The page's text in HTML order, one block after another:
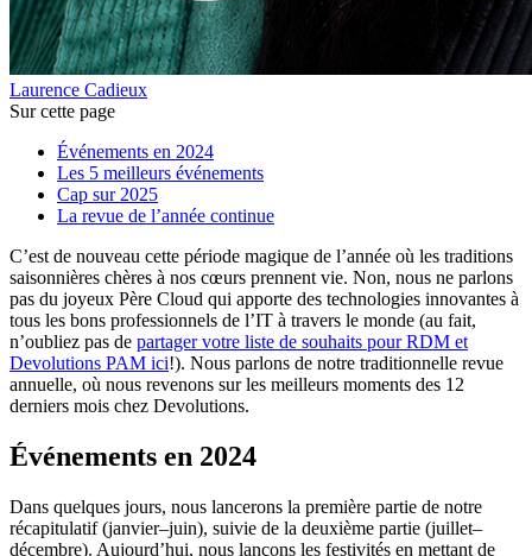
Laurence Cadieux
Sur cette page
Événements en 2024
Les 5 meilleurs événements
Cap sur 2025
La revue de l’année continue
C’est de nouveau cette période magique de l’année où les traditions
saisonnières chères à nos cœurs prennent vie. Non, nous ne parlons
pas du joyeux Père Cloud qui apporte des technologies innovantes à
tous les bons professionnels de l’IT à travers le monde (au fait,
n’oubliez pas de partager votre liste de souhaits pour RDM et
Devolutions PAM ici!). Nous parlons de notre traditionnelle revue
annuelle, où nous revenons sur les meilleurs moments des 12
derniers mois chez Devolutions.
Événements en 2024
Dans quelques jours, nous lancerons la première partie de notre
récapitulatif (janvier–juin), suivie de la deuxième partie (juillet–
décembre). Aujourd’hui, nous lançons les festivités en mettant de